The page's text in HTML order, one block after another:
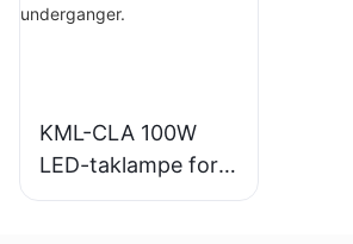
innendørsbelysning
KML-CLA 100W
LED-taklampe for
innendørsområder